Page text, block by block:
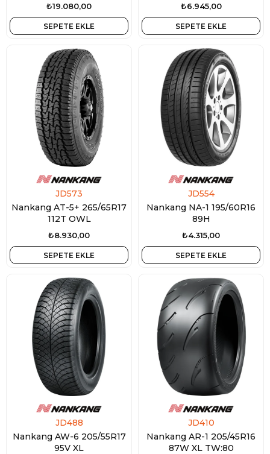
₺19.080,00
SEPETE EKLE
₺6.945,00
SEPETE EKLE
JD573
Nankang AT-5+ 265/65R17
112T OWL
₺8.930,00
SEPETE EKLE
JD554
Nankang NA-1 195/60R16
89H
₺4.315,00
SEPETE EKLE
JD488
Nankang AW-6 205/55R17
95V XL
JD410
Nankang AR-1 205/45R16
87W XL TW:80